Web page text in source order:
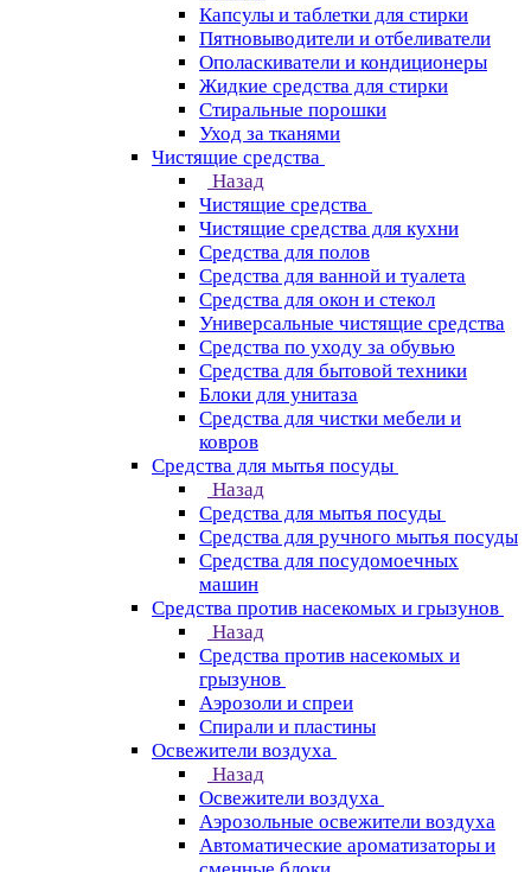
Капсулы и таблетки для стирки
Пятновыводители и отбеливатели
Ополаскиватели и кондиционеры
Жидкие средства для стирки
Стиральные порошки
Уход за тканями
Чистящие средства
Назад
Чистящие средства
Чистящие средства для кухни
Средства для полов
Средства для ванной и туалета
Средства для окон и стекол
Универсальные чистящие средства
Средства по уходу за обувью
Средства для бытовой техники
Блоки для унитаза
Средства для чистки мебели и
ковров
Средства для мытья посуды
Назад
Средства для мытья посуды
Средства для ручного мытья посуды
Средства для посудомоечных
машин
Средства против насекомых и грызунов
Назад
Средства против насекомых и
грызунов
Аэрозоли и спреи
Спирали и пластины
Освежители воздуха
Назад
Освежители воздуха
Аэрозольные освежители воздуха
Автоматические ароматизаторы и